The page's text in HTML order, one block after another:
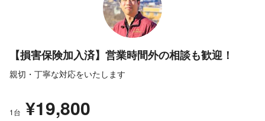
【損害保険加入済】営業時間外の相談も歓迎！
親切・丁寧な対応をいたします
1台 ¥19,800